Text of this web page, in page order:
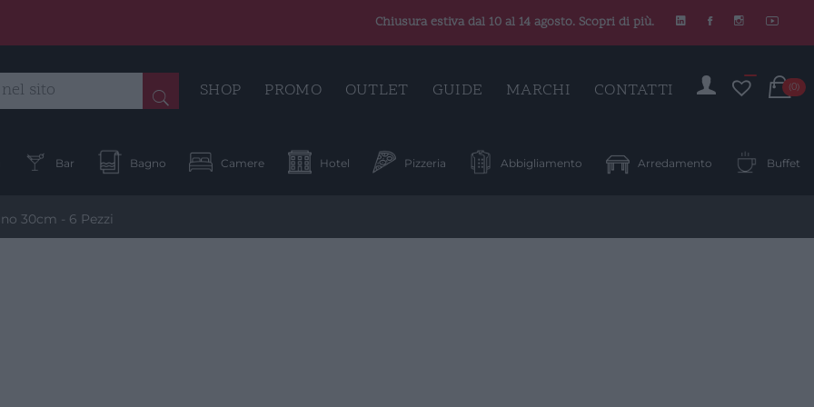
Chiusura estiva dal 10 al 14 agosto. Scopri di più.
SHOP PROMO OUTLET GUIDE MARCHI CONTATTI (0)
Bar Bagno Camere Hotel Pizzeria Abbigliamento Arredamento Buffet
30cm - 6 Pezzi